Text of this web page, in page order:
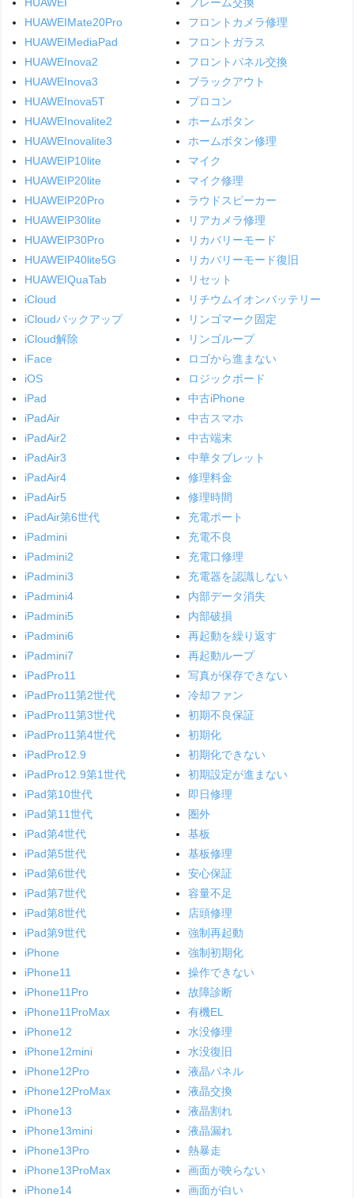
HUAWEIMate20Pro
HUAWEIMediaPad
HUAWEInova2
HUAWEInova3
HUAWEInova5T
HUAWEInovalite2
HUAWEInovalite3
HUAWEIP10lite
HUAWEIP20lite
HUAWEIP20Pro
HUAWEIP30lite
HUAWEIP30Pro
HUAWEIP40lite5G
HUAWEIQuaTab
iCloud
iCloudバックアップ
iCloud解除
iFace
iOS
iPad
iPadAir
iPadAir2
iPadAir3
iPadAir4
iPadAir5
iPadAir第6世代
iPadmini
iPadmini2
iPadmini3
iPadmini4
iPadmini5
iPadmini6
iPadmini7
iPadPro11
iPadPro11第2世代
iPadPro11第3世代
iPadPro11第4世代
iPadPro12.9
iPadPro12.9第1世代
iPad第10世代
iPad第11世代
iPad第4世代
iPad第5世代
iPad第6世代
iPad第7世代
iPad第8世代
iPad第9世代
iPhone
iPhone11
iPhone11Pro
iPhone11ProMax
iPhone12
iPhone12mini
iPhone12Pro
iPhone12ProMax
iPhone13
iPhone13mini
iPhone13Pro
iPhone13ProMax
iPhone14
フロントカメラ修理
フロントガラス
フロントパネル交換
ブラックアウト
プロコン
ホームボタン
ホームボタン修理
マイク
マイク修理
ラウドスピーカー
リアカメラ修理
リカバリーモード
リカバリーモード復旧
リセット
リチウムイオンバッテリー
リンゴマーク固定
リンゴループ
ロゴから進まない
ロジックボード
中古iPhone
中古スマホ
中古端末
中華タブレット
修理料金
修理時間
充電ポート
充電不良
充電口修理
充電器を認識しない
内部データ消失
内部破損
再起動を繰り返す
再起動ループ
写真が保存できない
冷却ファン
初期不良保証
初期化
初期化できない
初期設定が進まない
即日修理
圏外
基板
基板修理
安心保証
容量不足
店頭修理
強制再起動
強制初期化
操作できない
故障診断
有機EL
水没修理
水没復旧
液晶パネル
液晶交換
液晶割れ
液晶漏れ
熱暴走
画面が映らない
画面が白い